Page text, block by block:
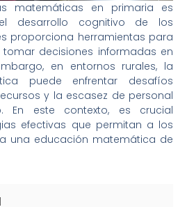
matemáticas en primaria es
desarrollo cognitivo de los
proporciona herramientas para
decisiones informadas en
en entornos rurales, la
puede enfrentar desafíos
y la escasez de personal
En este contexto, es crucial
efectivas que permitan a los
una educación matemática de